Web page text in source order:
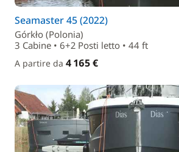
Seamaster 45 (2022)
Górkło (Polonia)
3 Cabine • 6+2 Posti letto • 44 ft
A partire da 4 165 €